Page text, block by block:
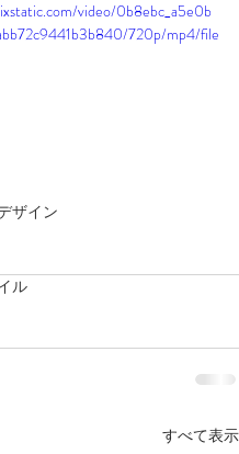
ザイン
ル
video/0b8ebc_a5e0b
720p/mp4/file
すべて表示